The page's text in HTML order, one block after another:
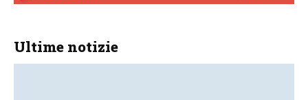
Ultime notizie